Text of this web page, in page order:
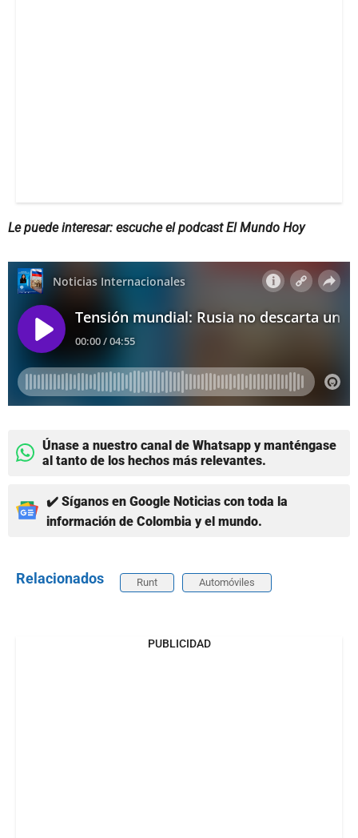
Le puede interesar: escuche el podcast El Mundo Hoy
Únase a nuestro canal de Whatsapp y manténgase
al tanto de los hechos más relevantes.
✔️ Síganos en Google Noticias con toda la
información de Colombia y el mundo.
Relacionados Runt Automóviles
PUBLICIDAD